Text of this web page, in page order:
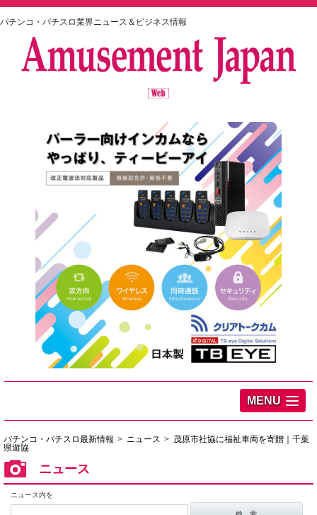
パチンコ・パチスロ業界ニュース＆ビジネス情報
MENU
パチンコ・パチスロ最新情報 ニュース
茂原市社協に福祉車両を寄贈｜千葉
県遊協
ニュース
ニュース内を